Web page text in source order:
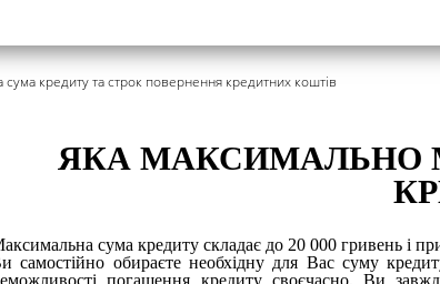
кредиту та строк повернення кредитних коштів
ЯКА МАКСИМАЛЬНО
сума кредиту складає до 20 000 гривень і
самостійно обираєте необхідну для Вас суму
погашення кредиту своєчасно, Ви